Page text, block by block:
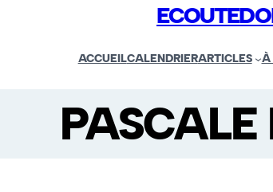
ACCUEILCALENDRIERARTICLES À
PASCALE